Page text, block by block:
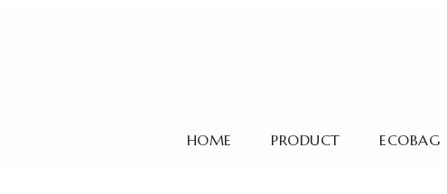
HOME PRODUCT ECOBAG